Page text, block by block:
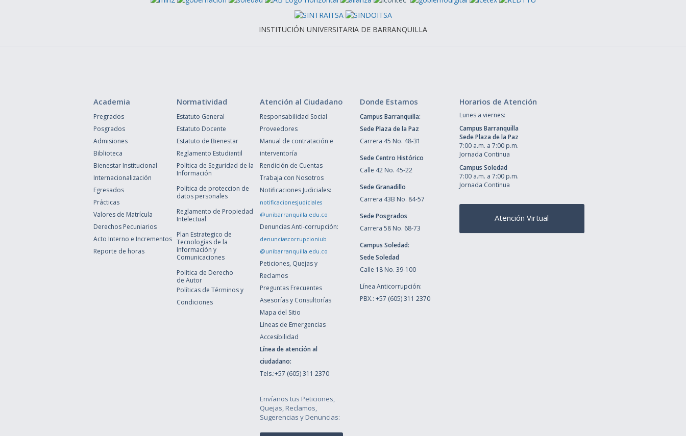
INSTITUCIÓN UNIVERSITARIA DE BARRANQUILLA
Academia
Pregrados
Posgrados
Admisiones
Biblioteca
Bienestar Institucional
Internacionalización
Egresados
Prácticas
Valores de Matrícula
Derechos Pecuniarios
Acto Interno e Incrementos
Reporte de horas
Normatividad
Estatuto General
Estatuto Docente
Estatuto de Bienestar
Reglamento Estudiantil
Política de Seguridad de la
Información
Política de proteccion de
datos personales
Reglamento de Propiedad
Intelectual
Plan Estrategico de
Tecnologías de la
Información y
Comunicaciones
Política de Derecho
de Autor
Políticas de Términos y
Condiciones
Atención al Ciudadano
Responsabilidad Social
Proveedores
Manual de contratación e
interventoría
Rendición de Cuentas
Trabaja con Nosotros
Notificaciones Judiciales:
notificacionesjudiciales
@unibarranquilla.edu.co
Denuncias Anti-corrupción:
denunciascorrupcioniub
@unibarranquilla.edu.co
Peticiones, Quejas y
Reclamos
Preguntas Frecuentes
Asesorías y Consultorías
Mapa del Sitio
Líneas de Emergencias
Accesibilidad
Línea de atención al
ciudadano:
Tels.:+57 (605) 311 2370
Envíanos tus Peticiones,
Quejas, Reclamos,
Sugerencias y Denuncias:
Donde Estamos
Campus Barranquilla:
Sede Plaza de la Paz
Carrera 45 No. 48-31
Sede Centro Histórico
Calle 42 No. 45-22
Sede Granadillo
Carrera 43B No. 84-57
Sede Posgrados
Carrera 58 No. 68-73
Campus Soledad:
Sede Soledad
Calle 18 No. 39-100
Línea Anticorrupción:
PBX.: +57 (605) 311 2370
Horarios de Atención
Lunes a viernes:
Campus Barranquilla
Sede Plaza de la Paz
7:00 a.m. a 7:00 p.m.
Jornada Continua
Campus Soledad
7:00 a.m. a 7:00 p.m.
Jornada Continua
Atención Virtual